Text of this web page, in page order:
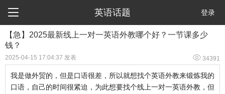
 英语话题 登录
【急】2025最新线上一对一英语外教哪个好？一节课多少
钱？
2025-04-15 17:04:37 发表  34391
我是做外贸的，但是口语很差，所以就想找个英语外教来锻炼我的
口语，自己的时间很紧迫，为此想要找个线上一对一英语外教，但